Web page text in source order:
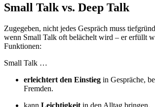
Small Talk vs. Deep Talk
Zugegeben, nicht jedes Gespräch muss
wenn Small Talk oft belächelt wird – er erfüllt
Funktionen:
Small Talk …
erleichtert den Einstieg in Gespräche,
Fremden.
kann Leichtigkeit in den Alltag bringen.